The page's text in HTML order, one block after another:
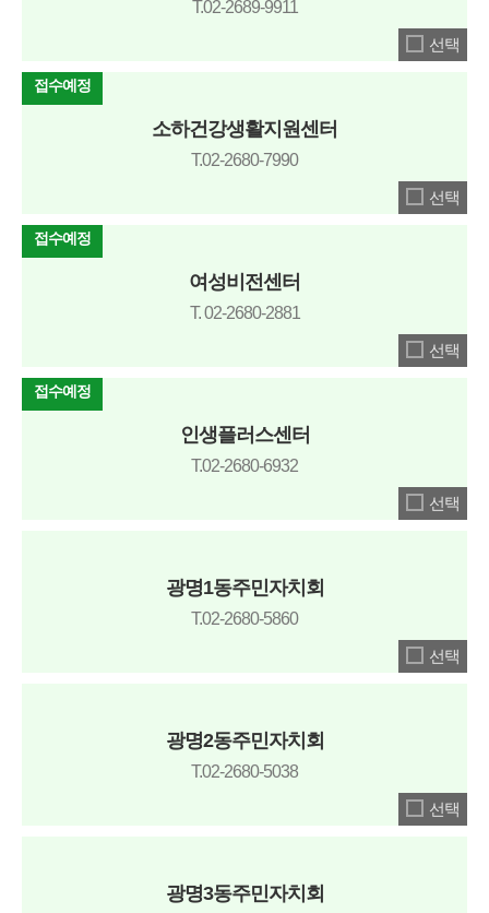
T.02-2689-9911
선택
접수예정
소하건강생활지원센터
T.02-2680-7990
선택
접수예정
여성비전센터
T. 02-2680-2881
선택
접수예정
인생플러스센터
T.02-2680-6932
선택
광명1동주민자치회
T.02-2680-5860
선택
광명2동주민자치회
T.02-2680-5038
선택
광명3동주민자치회